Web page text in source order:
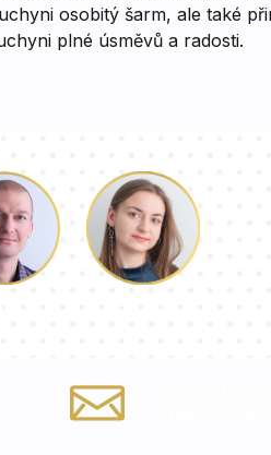
osobitý šarm, ale také
plné úsměvů a radosti.